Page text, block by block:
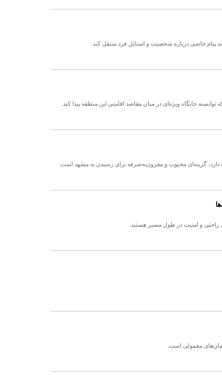
پیام خاصی درباره شخصیت و استایل فرد منتقل کند.
جایگاه ویژه‌ای در میان مقاصد اقامتی این منطقه پیدا کند.
دارد، گزینه‌ای محبوب و مقرون‌به‌صرفه برای رسیدن به مشهد است.
راحتی و امنیت در طول مسیر هستند.